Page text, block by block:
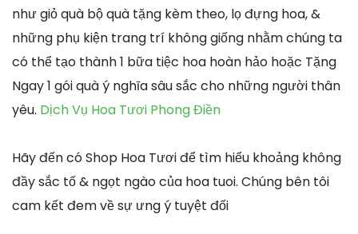
như giỏ quà bộ quà tặng kèm theo, lọ đựng hoa, &
những phụ kiện trang trí không giống nhằm chúng ta
có thể tạo thành 1 bữa tiệc hoa hoàn hảo hoặc Tặng
Ngay 1 gói quà ý nghĩa sâu sắc cho những người thân
yêu. Dịch Vụ Hoa Tươi Phong Điền
Hãy đến có Shop Hoa Tươi để tìm hiểu khoảng không
đầy sắc tố & ngọt ngào của hoa tuoi. Chúng bên tôi
cam kết đem về sự ưng ý tuyệt đối